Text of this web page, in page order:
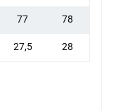
77 78
27,5 28